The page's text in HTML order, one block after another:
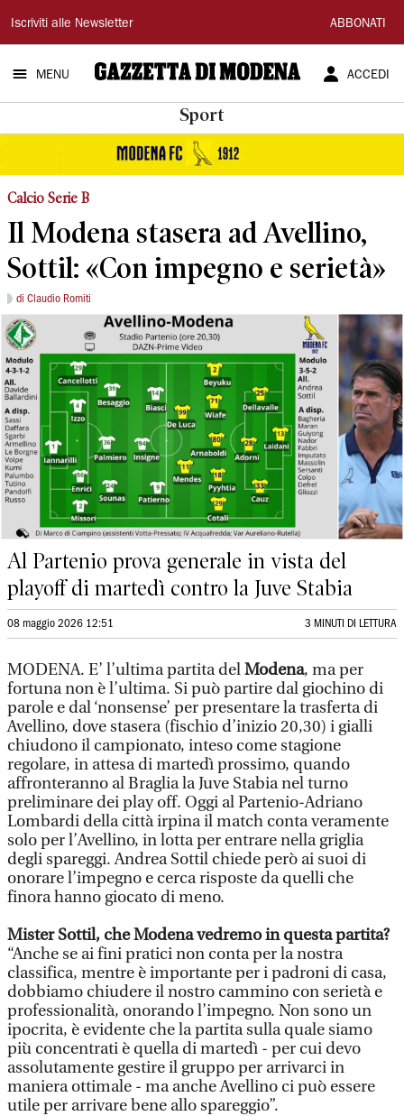
Gazzetta
di
Modena
Iscriviti alle Newsletter ABBONATI
MENU ACCEDI
Sport
Calcio Serie B
Il Modena stasera ad Avellino,
Sottil: «Con impegno e serietà»
di Claudio Romiti
Al Partenio prova generale in vista del
playoff di martedì contro la Juve Stabia
08 maggio 2026 12:51 3 MINUTI DI LETTURA
MODENA. E’ l’ultima partita delModena, ma per
fortuna non è l’ultima. Si può partire dal giochino di
parole e dal ‘nonsense’ per presentare la trasferta di
Avellino, dove stasera (fischio d’inizio 20,30) i gialli
chiudono il campionato, inteso come stagione
regolare, in attesa di martedì prossimo, quando
affronteranno al Braglia la Juve Stabia nel turno
preliminare dei play off. Oggi al Partenio-Adriano
Lombardi della città irpina il match conta veramente
solo per l’Avellino, in lotta per entrare nella griglia
degli spareggi. Andrea Sottil chiede però ai suoi di
onorare l’impegno e cerca risposte da quelli che
finora hanno giocato di meno.
Mister Sottil, che Modena vedremo in questa partita?
“Anche se ai fini pratici non conta per la nostra
classifica, mentre è importante per i padroni di casa,
dobbiamo chiudere il nostro cammino con serietà e
professionalità, onorando l’impegno. Non sono un
ipocrita, è evidente che la partita sulla quale siamo
più concentrati è quella di martedì - per cui devo
assolutamente gestire il gruppo per arrivarci in
maniera ottimale - ma anche Avellino ci può essere
utile per arrivare bene allo spareggio”.